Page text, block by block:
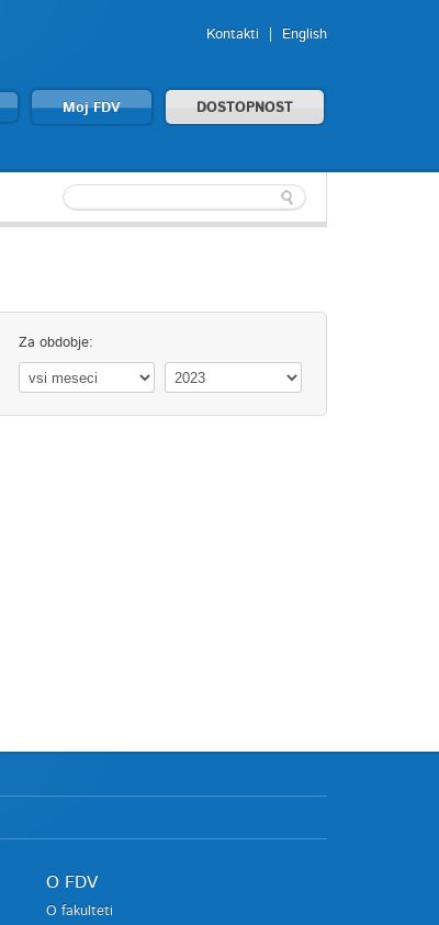
Kontakti English
Moj FDV DOSTOPNOST
Za obdobje:
O FDV
O fakulteti